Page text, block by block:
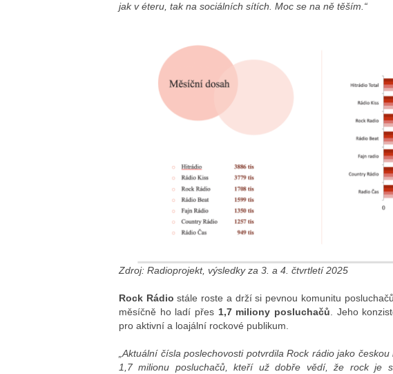
jak v éteru, tak na sociálních sítích. Moc se na ně těším.“
Zdroj: Radioprojekt, výsledky za 3. a 4. čtvrtletí 2025
Rock Rádio stále roste a drží si pevnou komunitu
měsíčně ho ladí přes 1,7 miliony posluchačů . Jeho
pro aktivní a loajální rockové publikum.
„Aktuální čísla poslechovosti potvrdila Rock rádio jako
1,7 milionu posluchačů, kteří už dobře vědí, že rock je